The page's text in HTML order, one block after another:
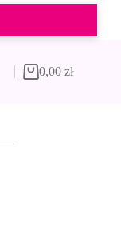
Koszyk
0,00 zł